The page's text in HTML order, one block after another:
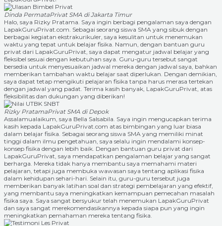
Dinda PermataPrivat SMA di Jakarta Timur
Halo, saya Rizky Pratama. Saya ingin berbagi pengalaman saya dengan
LapakGuruPrivat.com. Sebagai seorang siswa SMA yang sibuk dengan
berbagai kegiatan ekstrakurikuler, saya kesulitan untuk menemukan
waktu yang tepat untuk belajar fisika. Namun, dengan bantuan guru
privat dari LapakGuruPrivat, saya dapat mengatur jadwal belajar yang
fleksibel sesuai dengan kebutuhan saya. Guru-guru tersebut sangat
bersedia untuk menyesuaikan jadwal mereka dengan jadwal saya, bahkan
memberikan tambahan waktu belajar saat diperlukan. Dengan demikian,
saya dapat tetap mengikuti pelajaran fisika tanpa harus merasa tertekan
dengan jadwal yang padat. Terima kasih banyak, LapakGuruPrivat, atas
fleksibilitas dan dukungan yang diberikan!
Rizky PratamaPrivat SMA di Depok
Assalamualaikum, saya Bella Salsabila. Saya ingin mengucapkan terima
kasih kepada LapakGuruPrivat.com atas bimbingan yang luar biasa
dalam belajar fisika. Sebagai seorang siswa SMA yang memiliki minat
tinggi dalam ilmu pengetahuan, saya selalu ingin mendalami konsep-
konsep fisika dengan lebih baik. Dengan bantuan guru privat dari
LapakGuruPrivat, saya mendapatkan pengalaman belajar yang sangat
berharga. Mereka tidak hanya membantu saya memahami materi
pelajaran, tetapi juga membuka wawasan saya tentang aplikasi fisika
dalam kehidupan sehari-hari. Selain itu, guru-guru tersebut juga
memberikan banyak latihan soal dan strategi pembelajaran yang efektif,
yang membantu saya meningkatkan kemampuan pemecahan masalah
fisika saya. Saya sangat bersyukur telah menemukan LapakGuruPrivat
dan saya sangat merekomendasikannya kepada siapa pun yang ingin
meningkatkan pemahaman mereka tentang fisika.